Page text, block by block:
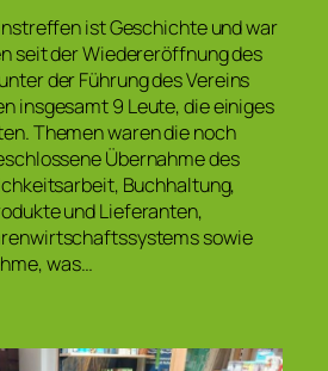
ist Geschichte und war
seit der Wiedereröffnung des
der Führung des Vereins
insgesamt 9 Leute, die einiges
Themen waren die noch
Übernahme des
Buchhaltung,
und Lieferanten,
sowie
was…